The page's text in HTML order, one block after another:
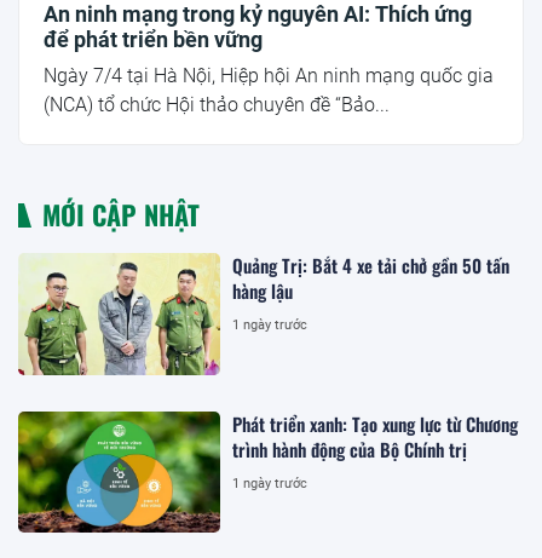
An ninh mạng trong kỷ nguyên AI: Thích ứng
để phát triển bền vững
Ngày 7/4 tại Hà Nội, Hiệp hội An ninh mạng quốc gia
(NCA) tổ chức Hội thảo chuyên đề “Bảo...
MỚI CẬP NHẬT
Quảng Trị: Bắt 4 xe tải chở gần 50 tấn
hàng lậu
1 ngày trước
Phát triển xanh: Tạo xung lực từ Chương
trình hành động của Bộ Chính trị
1 ngày trước